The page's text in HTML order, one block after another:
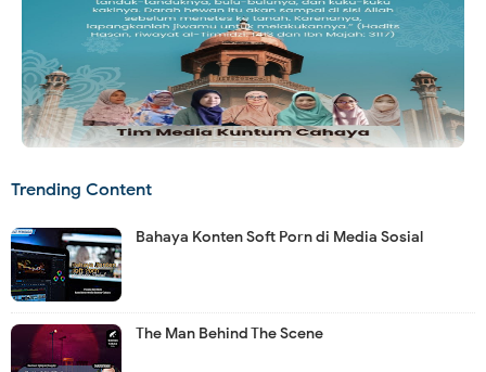
Trending Content
Bahaya Konten Soft Porn di Media Sosial
The Man Behind The Scene